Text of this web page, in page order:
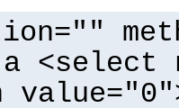
a <select